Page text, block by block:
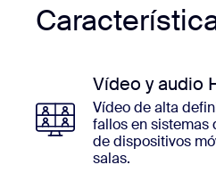
Vídeo y audio
Vídeo de alta
fallos en sistemas
de dispositivos
salas.